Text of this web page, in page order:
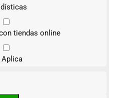
tiendas online
Aplica